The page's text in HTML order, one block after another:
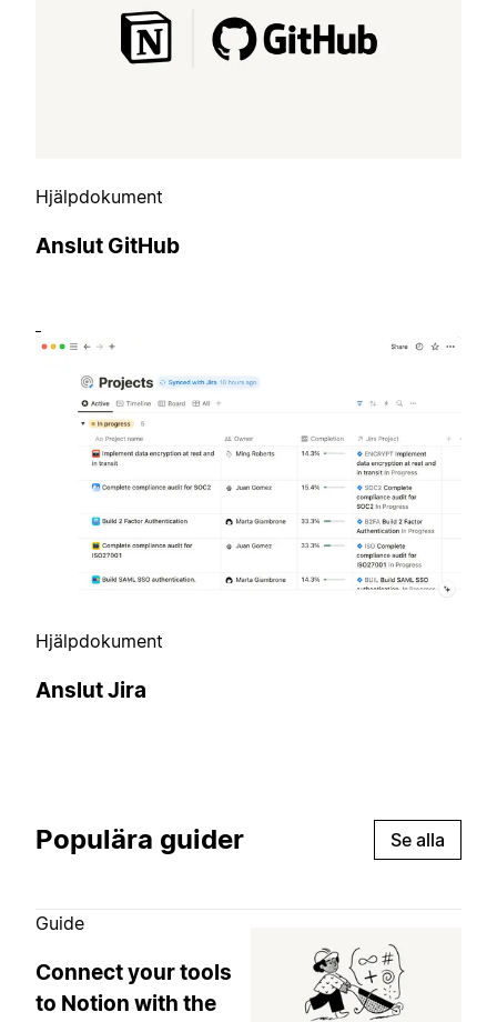
Hjälpdokument
Anslut GitHub
Hjälpdokument
Anslut Jira
Populära guider Se alla
Guide
Connect your tools
to Notion with the